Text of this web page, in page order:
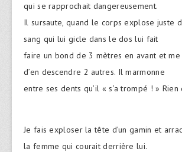
qui se rapprochait dangereusement.
Il sursaute, quand le corps explose juste
sang qui lui gicle dans le dos lui fait
faire un bond de 3 mètres en avant et
d’en descendre 2 autres. Il marmonne
entre ses dents qu’il « s’a trompé ! »
Je fais exploser la tête d’un gamin et
la femme qui courait derrière lui.